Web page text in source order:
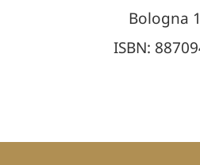
Bologna
ISBN: